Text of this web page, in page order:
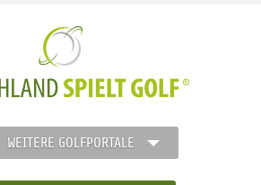
WEITERE GOLFPORTALE